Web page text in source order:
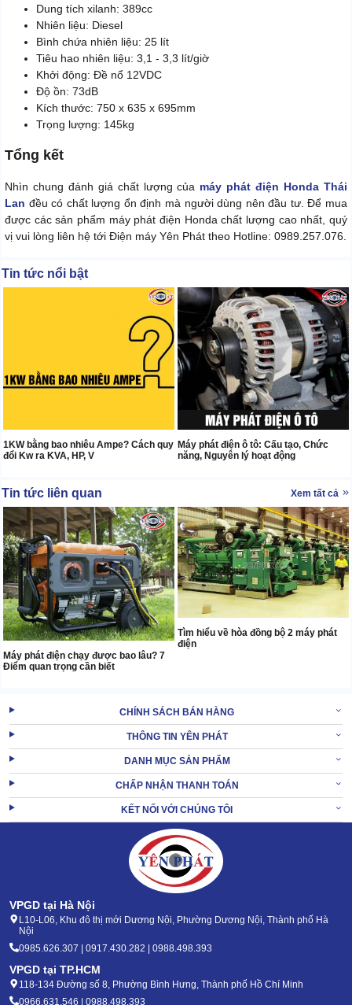
Dung tích xilanh: 389cc
Nhiên liệu: Diesel
Bình chứa nhiên liệu: 25 lít
Tiêu hao nhiên liệu: 3,1 - 3,3 lít/giờ
Khởi động: Đề nổ 12VDC
Độ ồn: 73dB
Kích thước: 750 x 635 x 695mm
Trọng lượng: 145kg
Tổng kết
Nhìn chung đánh giá chất lượng của máy phát điện Honda Thái
Lan đều có chất lượng ổn định mà người dùng nên đầu tư. Để mua
được các sản phẩm máy phát điện Honda chất lượng cao nhất, quý
vị vui lòng liên hệ tới Điện máy Yên Phát theo Hotline: 0989.257.076.
Tin tức nổi bật
1KW bằng bao nhiêu Ampe? Cách quy
đổi Kw ra KVA, HP, V
Máy phát điện ô tô: Cấu tạo, Chức
năng, Nguyên lý hoạt động
Tin tức liên quan Xem tất cả
Máy phát điện chạy được bao lâu? 7
Điểm quan trọng cần biết
Tìm hiểu về hòa đồng bộ 2 máy phát
điện
CHÍNH SÁCH BÁN HÀNG
THÔNG TIN YÊN PHÁT
DANH MỤC SẢN PHẨM
CHẤP NHẬN THANH TOÁN
KẾT NỐI VỚI CHÚNG TÔI
VPGD tại Hà Nội
L10-L06, Khu đô thị mới Dương Nội, Phường Dương Nội, Thành phố Hà
Nội
0985.626.307 | 0917.430.282 | 0988.498.393
VPGD tại TP.HCM
118-134 Đường số 8, Phường Bình Hưng, Thành phố Hồ Chí Minh
0966.631.546 | 0988.498.393